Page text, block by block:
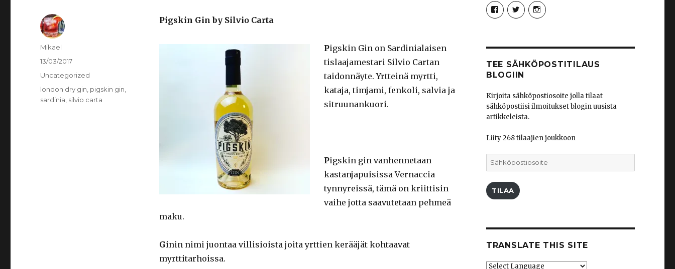
Pigskin Gin by Silvio Carta
Pigskin Gin on Sardinialaisen
tislaajamestari Silvio Cartan
taidonnäyte. Yrtteinä myrtti,
kataja, timjami, fenkoli, salvia ja
sitruunankuori.
Pigskin gin vanhennetaan
kastanjapuisissa Vernaccia
tynnyreissä, tämä on kriittisin
vaihe jotta saavutetaan pehmeä
maku.
Ginin nimi juontaa villisioista joita yrttien kerääjät kohtaavat
myrttitarhoissa.
Kirjoittaja
Mikael
Julkaistu
13/03/2017
Kategoriat
Uncategorized
Avainsanat
london dry gin pigskin gin
sardinia silvio carta
Näytä
Syncro89Photography:n
profiili
Näytä
MikaelJohnsson:n
profiili
Näytä
syncro89:n
TEE SÄHKÖPOSTITILAUS
BLOGIIN
Kirjoita sähköpostiosoite jolla tilaat
sähköpostiisi ilmoitukset blogin uusista
artikkeleista.
Liity 268 tilaajien joukkoon
Sähköpostiosoite
TILAA
TRANSLATE THIS SITE